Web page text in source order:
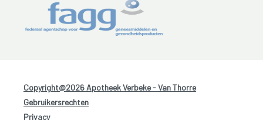
Copyright@2026 Apotheek Verbeke - Van Thorre
Gebruikersrechten
Privacy